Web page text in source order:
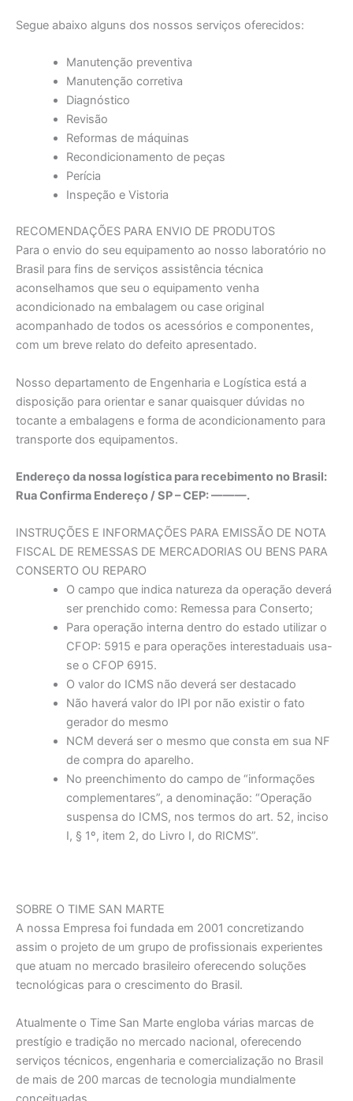
Segue abaixo alguns dos nossos serviços oferecidos:
Manutenção preventiva
Manutenção corretiva
Diagnóstico
Revisão
Reformas de máquinas
Recondicionamento de peças
Perícia
Inspeção e Vistoria
RECOMENDAÇÕES PARA ENVIO DE PRODUTOS
Para o envio do seu equipamento ao nosso laboratório no
Brasil para fins de serviços assistência técnica
aconselhamos que seu o equipamento venha
acondicionado na embalagem ou case original
acompanhado de todos os acessórios e componentes,
com um breve relato do defeito apresentado.
Nosso departamento de Engenharia e Logística está a
disposição para orientar e sanar quaisquer dúvidas no
tocante a embalagens e forma de acondicionamento para
transporte dos equipamentos.
Endereço da nossa logística para recebimento no Brasil:
Rua Confirma Endereço / SP – CEP: ———.
INSTRUÇÕES E INFORMAÇÕES PARA EMISSÃO DE NOTA
FISCAL DE REMESSAS DE MERCADORIAS OU BENS PARA
CONSERTO OU REPARO
O campo que indica natureza da operação deverá
ser prenchido como: Remessa para Conserto;
Para operação interna dentro do estado utilizar o
CFOP: 5915 e para operações interestaduais usa-
se o CFOP 6915.
O valor do ICMS não deverá ser destacado
Não haverá valor do IPI por não existir o fato
gerador do mesmo
NCM deverá ser o mesmo que consta em sua NF
de compra do aparelho.
No preenchimento do campo de “informações
complementares”, a denominação: “Operação
suspensa do ICMS, nos termos do art. 52, inciso
I, § 1º, item 2, do Livro I, do RICMS”.
SOBRE O TIME SAN MARTE
A nossa Empresa foi fundada em 2001 concretizando
assim o projeto de um grupo de profissionais experientes
que atuam no mercado brasileiro oferecendo soluções
tecnológicas para o crescimento do Brasil.
Atualmente o Time San Marte engloba várias marcas de
prestígio e tradição no mercado nacional, oferecendo
serviços técnicos, engenharia e comercialização no Brasil
de mais de 200 marcas de tecnologia mundialmente